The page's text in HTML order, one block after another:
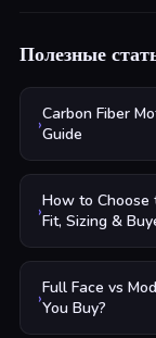
Полезные
›Carbon Fiber
Guide
›How to Choose
Fit, Sizing &
›Full Face vs
You Buy?